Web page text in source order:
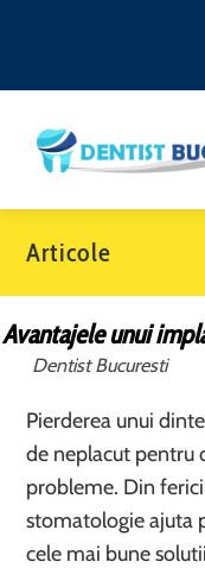
Articole
Avantajele unui
Dentist Bucuresti
Pierderea unui
de neplacut pentru
probleme. Din
stomatologie ajuta
cele mai bune